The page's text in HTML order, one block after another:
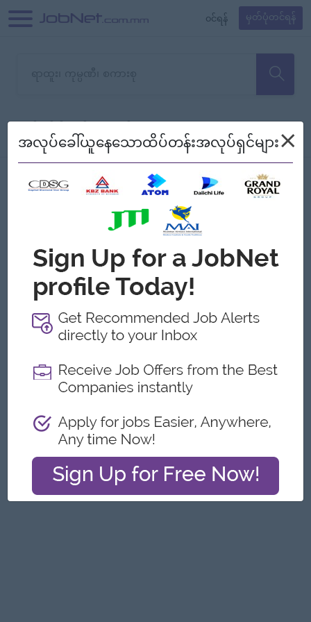
၀င်ရန် မှတ်ပုံတင်ရန်
သော အလုပ်မရှိသေးပါ။
စစ်ရန် စဉ်၍ကြည့်မည်
အလုပ်ခေါ်ယူနေသောထိပ်တန်းအလုပ်ရှင်များ×